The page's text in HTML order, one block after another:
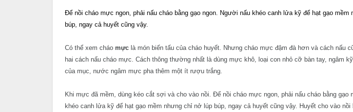
Để nồi cháo mực ngon, phải nấu cháo bằng gạo ngon. Người nấu khéo canh lửa kỹ để hạt gạo mềm
búp, ngay cả huyết cũng vậy.
Có thể xem cháo mực là món biến tấu của cháo huyết. Nhưng cháo mực đậm đà hơn và cách nấu
hai cách nấu cháo mực. Cách thông thường nhất là dùng mực khô, loại con nhỏ cỡ bàn tay, ngâm
của mục, nước ngâm mực pha thêm một ít rượu trắng.
Khi mực đã mềm, dùng kéo cắt sợi và cho vào nồi. Để nồi cháo mực ngon, phải nấu cháo bằng gạo
khéo canh lửa kỹ để hạt gạo mềm nhưng chỉ nở lúp búp, ngay cả huyết cũng vậy. Huyết cho vào nồi